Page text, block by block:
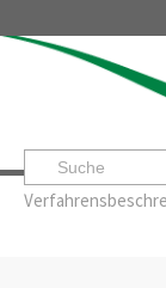
Startseite»
Leben & Erleben